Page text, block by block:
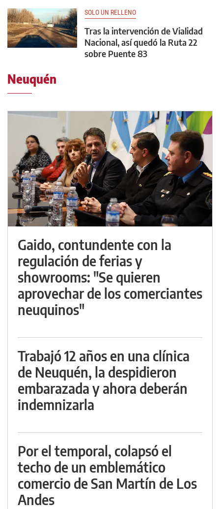
SOLO UN RELLENO
Tras la intervención de Vialidad
Nacional, así quedó la Ruta 22
sobre Puente 83
Neuquén
Gaido, contundente con la
regulación de ferias y
showrooms: "Se quieren
aprovechar de los comerciantes
neuquinos"
Trabajó 12 años en una clínica
de Neuquén, la despidieron
embarazada y ahora deberán
indemnizarla
Por el temporal, colapsó el
techo de un emblemático
comercio de San Martín de Los
Andes